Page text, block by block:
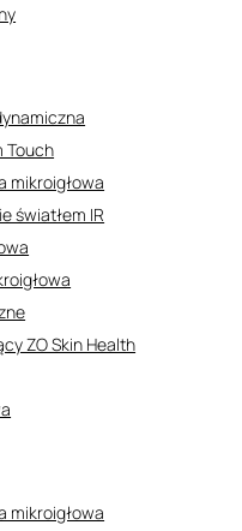
Touch
mikroigłowa
światłem IR
ZO Skin Health
mikroigłowa